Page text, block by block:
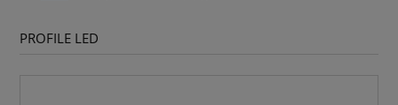
PROFILE LED